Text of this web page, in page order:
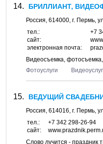
БРИЛЛИАНТ,
Россия, 614000, г. Пермь,
тел.:
+7
сайт:
электронная почта:
Видеосъемка,
Фотоуслуги
ВЕДУЩИЙ
Россия, 614016, г. Пермь,
тел.:
+7 342 298-26-94
сайт:
Слово лучится - праздник